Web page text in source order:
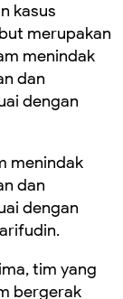
kasus
merupakan
menindak
dan
dengan
menindak
dan
dengan
tim yang
bergerak